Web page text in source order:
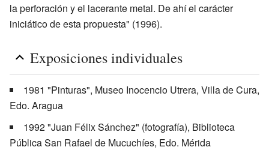
la perforación y el lacerante metal. De ahí el carácter
iniciático de esta propuesta" (1996).
Exposiciones individuales
1981 "Pinturas", Museo Inocencio Utrera, Villa de Cura,
Edo. Aragua
1992 "Juan Félix Sánchez" (fotografía), Biblioteca
Pública San Rafael de Mucuchíes, Edo. Mérida